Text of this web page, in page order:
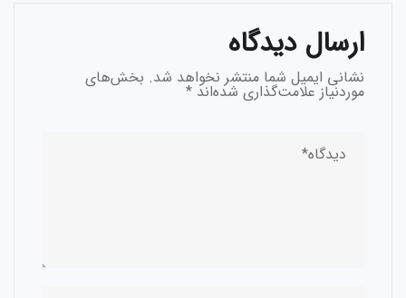
ارسال دیدگاه
نشانی ایمیل شما منتشر نخواهد شد. بخش‌های
موردنیاز علامت‌گذاری شده‌اند *